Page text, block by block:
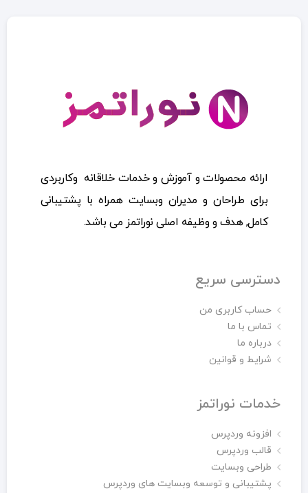
ارائه محصولات و آموزش و خدمات خلاقانه وکاربردی
برای طراحان و مدیران وبسایت همراه با پشتیبانی
کامل, هدف و وظیفه اصلی نوراتمز می باشد.
دسترسی سریع
حساب کاربری من
تماس با ما
درباره ما
شرایط و قوانین
خدمات نوراتمز
افزونه وردپرس
قالب وردپرس
طراحی وبسایت
پشتیبانی و توسعه وبسایت های وردپرس